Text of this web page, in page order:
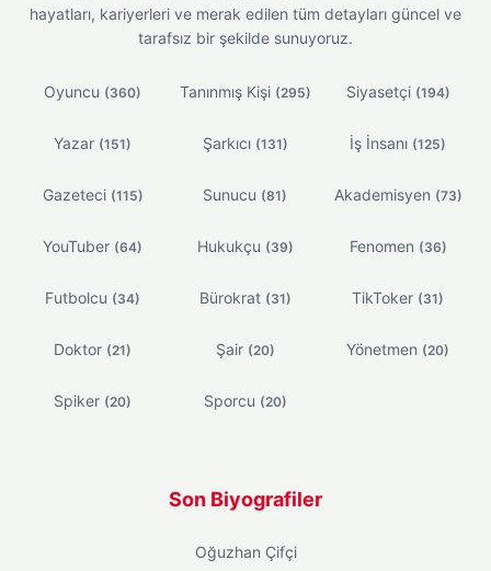
hayatları, kariyerleri ve merak edilen tüm detayları güncel ve
tarafsız bir şekilde sunuyoruz.
Oyuncu (360) Tanınmış Kişi (295) Siyasetçi (194)
Yazar (151) Şarkıcı (131) İş İnsanı (125)
Gazeteci (115) Sunucu (81) Akademisyen (73)
YouTuber (64) Hukukçu (39) Fenomen (36)
Futbolcu (34) Bürokrat (31) TikToker (31)
Doktor (21) Şair (20) Yönetmen (20)
Spiker (20) Sporcu (20)
Son Biyografiler
Oğuzhan Çifçi